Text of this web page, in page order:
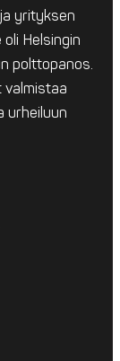
yrityksen
Helsingin
polttopanos.
valmistaa
urheiluun